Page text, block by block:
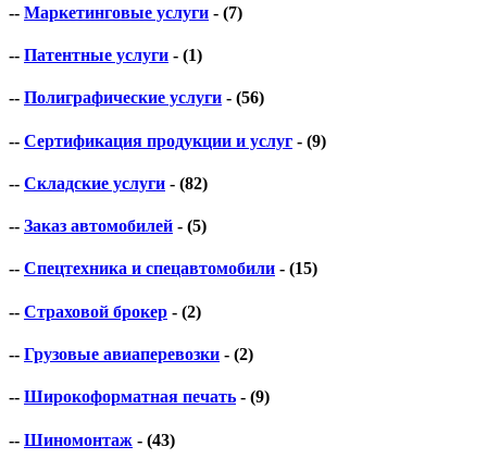
-- Маркетинговые услуги - (7)
-- Патентные услуги - (1)
-- Полиграфические услуги - (56)
-- Сертификация продукции и услуг - (9)
-- Складские услуги - (82)
-- Заказ автомобилей - (5)
-- Спецтехника и спецавтомобили - (15)
-- Страховой брокер - (2)
-- Грузовые авиаперевозки - (2)
-- Широкоформатная печать - (9)
-- Шиномонтаж - (43)